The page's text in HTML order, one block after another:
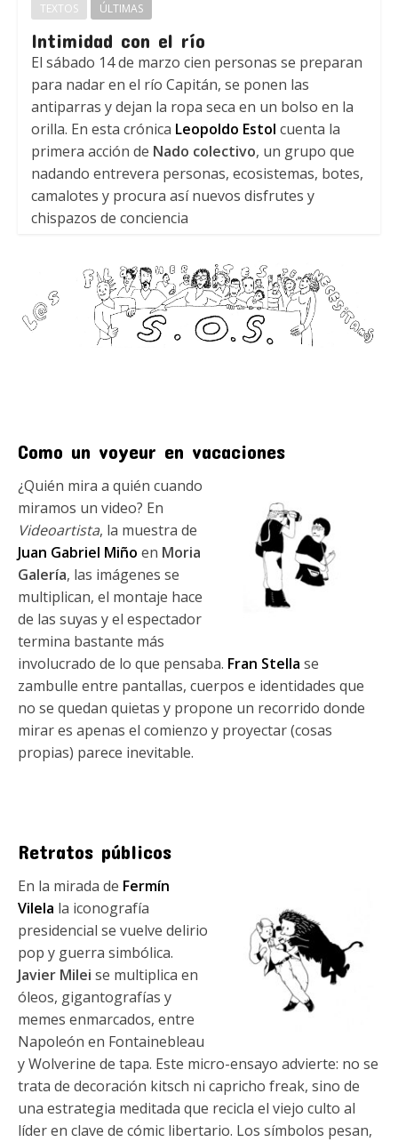
TEXTOS ÚLTIMAS
Intimidad con el río
El sábado 14 de marzo cien personas se preparan
para nadar en el río Capitán, se ponen las
antiparras y dejan la ropa seca en un bolso en la
orilla. En esta crónica Leopoldo Estol cuenta la
primera acción de Nado colectivo, un grupo que
nadando entrevera personas, ecosistemas, botes,
camalotes y procura así nuevos disfrutes y
chispazos de conciencia
Como un voyeur en vacaciones
¿Quién mira a quién cuando
miramos un video? En
Videoartista, la muestra de
Juan Gabriel Miño en Moria
Galería, las imágenes se
multiplican, el montaje hace
de las suyas y el espectador
termina bastante más
involucrado de lo que pensaba. Fran Stella se
zambulle entre pantallas, cuerpos e identidades que
no se quedan quietas y propone un recorrido donde
mirar es apenas el comienzo y proyectar (cosas
propias) parece inevitable.
Retratos públicos
En la mirada de Fermín
Vilela la iconografía
presidencial se vuelve delirio
pop y guerra simbólica.
Javier Milei se multiplica en
óleos, gigantografías y
memes enmarcados, entre
Napoleón en Fontainebleau
y Wolverine de tapa. Este micro-ensayo advierte: no se
trata de decoración kitsch ni capricho freak, sino de
una estrategia meditada que recicla el viejo culto al
líder en clave de cómic libertario. Los símbolos pesan,